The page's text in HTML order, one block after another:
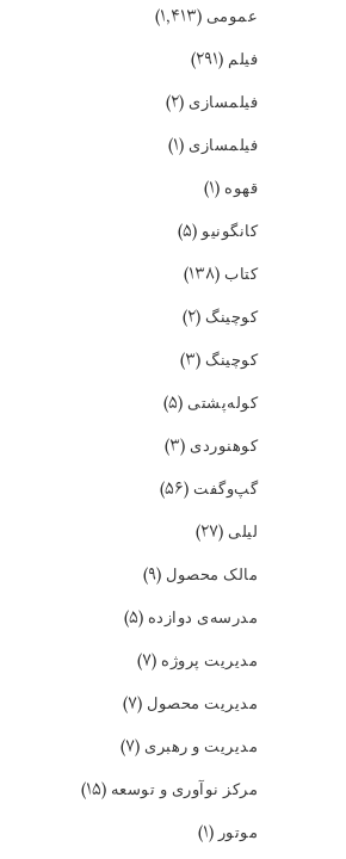
عمومی (۱,۴۱۳)
فیلم (۲۹۱)
فیلمسازی (۲)
فیلمسازی (۱)
قهوه (۱)
کانگونیو(۵)
کتاب (۱۳۸)
کوچینگ (۲)
کوچینگ (۳)
کوله‌پشتی (۵)
کوهنوردی (۳)
گپ‌و‌گفت (۵۶)
لیلی (۲۷)
مالک محصول (۹)
مدرسه‌ی دوازده (۵)
مدیریت پروژه (۷)
مدیریت محصول (۷)
مدیریت و رهبری (۷)
مرکز نوآوری و توسعه (۱۵)
موتور (۱)